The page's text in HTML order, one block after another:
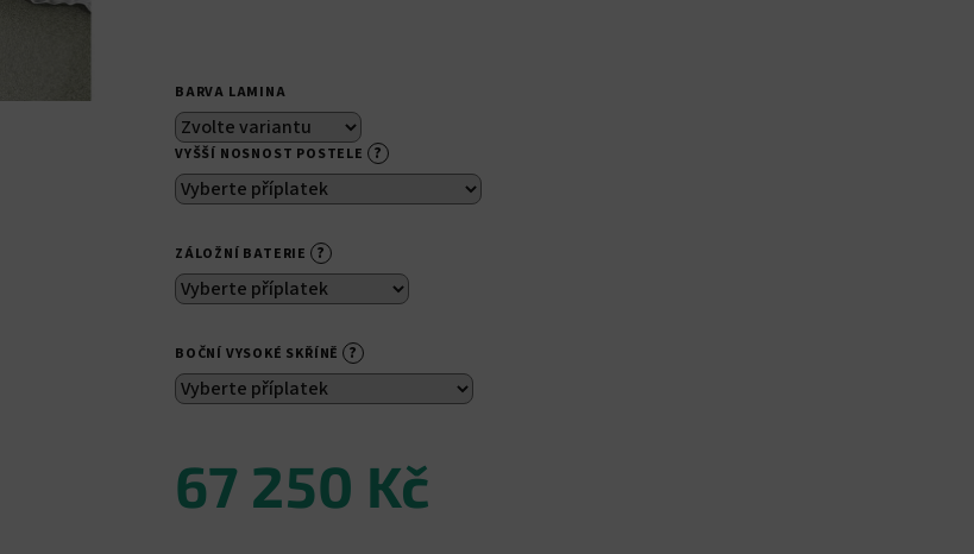
BARVA LAMINA
VYŠŠÍ NOSNOST POSTELE ?
ZÁLOŽNÍ BATERIE ?
BOČNÍ VYSOKÉ SKŘÍNĚ ?
67 250 Kč